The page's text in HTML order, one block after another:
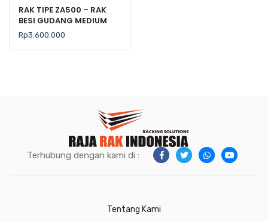
RAK TIPE ZA500 – RAK
BESI GUDANG MEDIUM
DUTY KAP. 500 KG
Rp3.600.000
Terhubung dengan kami di :
Tentang Kami